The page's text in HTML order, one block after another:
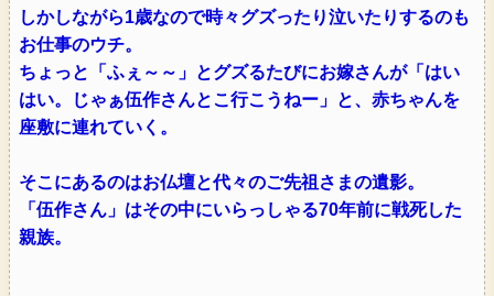
しかしながら1歳なので時々グズったり泣いたりするのも
お仕事のウチ。
ちょっと「ふぇ～～」とグズるたびにお嫁さんが「はい
はい。じゃぁ伍作さんとこ行こうねー」と、赤ちゃんを
座敷に連れていく。
そこにあるのはお仏壇と代々のご先祖さまの遺影。
「伍作さん」はその中にいらっしゃる70年前に戦死した
親族。